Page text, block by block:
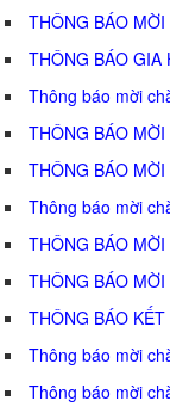
THÔNG BÁO
THÔNG BÁO GIA
Thông báo mời
THÔNG BÁO
THÔNG BÁO
Thông báo mời
THÔNG BÁO
THÔNG BÁO
THÔNG BÁO
Thông báo mời
Thông báo mời